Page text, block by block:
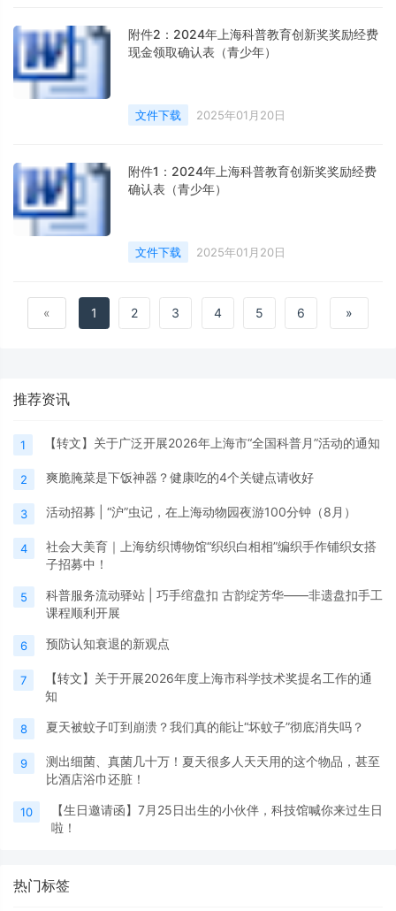
附件2：2024年上海科普教育创新奖奖励经费
现金领取确认表（青少年）
文件下载 2025年01月20日
附件1：2024年上海科普教育创新奖奖励经费
确认表（青少年）
文件下载 2025年01月20日
« 1 2 3 4 5 6 »
推荐资讯
1 【转文】关于广泛开展2026年上海市“全国科普月”活动的通知
2 爽脆腌菜是下饭神器？健康吃的4个关键点请收好
3 活动招募 | “沪”虫记，在上海动物园夜游100分钟（8月）
4
社会大美育｜上海纺织博物馆“织织白相相”编织手作铺织女搭
子招募中！
5
科普服务流动驿站 | 巧手绾盘扣 古韵绽芳华——非遗盘扣手工
课程顺利开展
6 预防认知衰退的新观点
7
【转文】关于开展2026年度上海市科学技术奖提名工作的通
知
8 夏天被蚊子叮到崩溃？我们真的能让“坏蚊子”彻底消失吗？
9
测出细菌、真菌几十万！夏天很多人天天用的这个物品，甚至
比酒店浴巾还脏！
10
【生日邀请函】7月25日出生的小伙伴，科技馆喊你来过生日
啦！
热门标签